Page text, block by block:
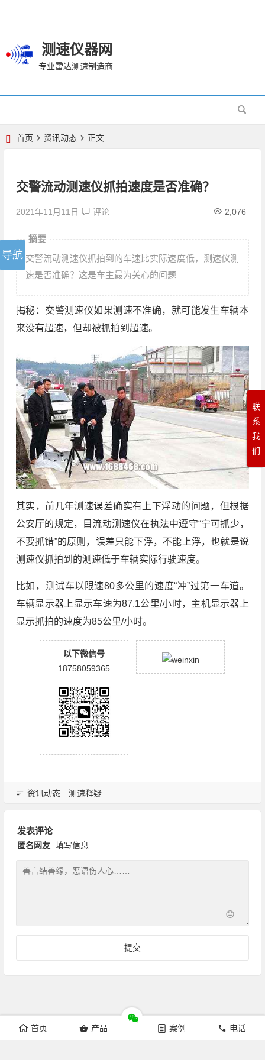
测速仪器网
专业雷达测速制造商
首页 资讯动态 正文
交警流动测速仪抓拍速度是否准确？
2021年11月11日 评论 2,076
摘要
交警流动测速仪抓拍到的车速比实际速度低，测速仪测
速是否准确？这是车主最为关心的问题
揭秘：交警测速仪如果测速不准确，就可能发生车辆本
来没有超速，但却被抓拍到超速。
其实，前几年测速误差确实有上下浮动的问题，但根据
公安厅的规定，目流动测速仪在执法中遵守“宁可抓少，
不要抓错”的原则，误差只能下浮，不能上浮，也就是说
测速仪抓拍到的测速低于车辆实际行驶速度。
比如，测试车以限速80多公里的速度“冲”过第一车道。
车辆显示器上显示车速为87.1公里/小时，主机显示器上
显示抓拍的速度为85公里/小时。
以下微信号
18758059365
资讯动态 测速释疑
发表评论
匿名网友 填写信息
首页 产品 案例 电话
联
系
我
们